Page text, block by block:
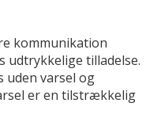
kommunikation
udtrykkelige tilladelse.
varsel og
er en tilstrækkelig